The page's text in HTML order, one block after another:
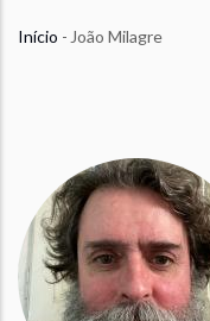
Navegação
Início - João Milagre